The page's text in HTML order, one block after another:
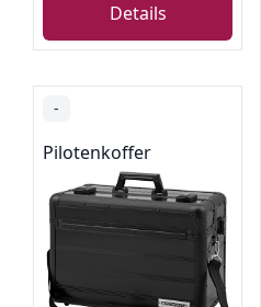
Details
-
Pilotenkoffer